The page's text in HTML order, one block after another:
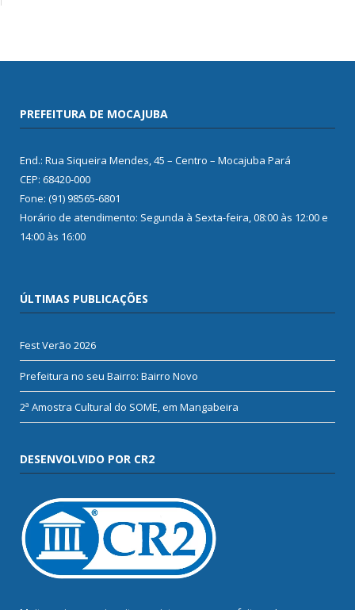
PREFEITURA DE MOCAJUBA
End.: Rua Siqueira Mendes, 45 – Centro – Mocajuba Pará
CEP: 68420-000
Fone: (91) 98565-6801
Horário de atendimento: Segunda à Sexta-feira, 08:00 às 12:00 e
14:00 às 16:00
ÚLTIMAS PUBLICAÇÕES
Fest Verão 2026
Prefeitura no seu Bairro: Bairro Novo
2ª Amostra Cultural do SOME, em Mangabeira
DESENVOLVIDO POR CR2